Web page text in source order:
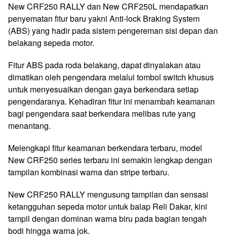
New CRF250 RALLY dan New CRF250L mendapatkan
penyematan fitur baru yakni Anti-lock Braking System
(ABS) yang hadir pada sistem pengereman sisi depan dan
belakang sepeda motor.
Fitur ABS pada roda belakang, dapat dinyalakan atau
dimatikan oleh pengendara melalui tombol switch khusus
untuk menyesuaikan dengan gaya berkendara setiap
pengendaranya. Kehadiran fitur ini menambah keamanan
bagi pengendara saat berkendara melibas rute yang
menantang.
Melengkapi fitur keamanan berkendara terbaru, model
New CRF250 series terbaru ini semakin lengkap dengan
tampilan kombinasi warna dan stripe terbaru.
New CRF250 RALLY mengusung tampilan dan sensasi
ketangguhan sepeda motor untuk balap Reli Dakar, kini
tampil dengan dominan warna biru pada bagian tengah
bodi hingga warna jok.